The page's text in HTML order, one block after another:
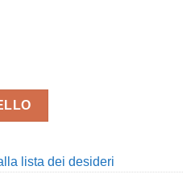
lista dei desideri